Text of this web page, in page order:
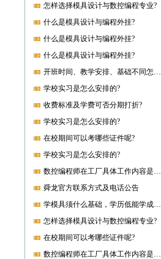
怎样选择模具设计与数控编程专业?
什么是模具设计与编程外挂?
什么是模具设计与编程外挂?
什么是模具设计与编程外挂?
开班时间、教学安排、基础不同怎样开课?
学校实习是怎么安排的?
收费标准及学费可否分期打折?
学校实习是怎么安排的?
在校期间可以考哪些证件呢?
学校实习是怎么安排的?
数控编程师在工厂具体工作内容是什么?
舜龙官方联系方式及电话公告
学模具须什么基础，学历低能学成就业吗?
怎样选择模具设计与数控编程专业?
在校期间可以考哪些证件呢?
数控编程师在工厂具体工作内容是什么?